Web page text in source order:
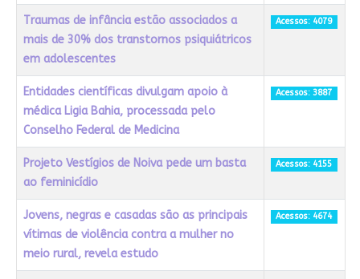
Traumas de infância estão associados a
mais de 30% dos transtornos psiquiátricos
em adolescentes
Acessos: 4079
Entidades científicas divulgam apoio à
médica Ligia Bahia, processada pelo
Conselho Federal de Medicina
Acessos: 3887
Projeto Vestígios de Noiva pede um basta
ao feminicídio
Acessos: 4155
Jovens, negras e casadas são as principais
vítimas de violência contra a mulher no
meio rural, revela estudo
Acessos: 4674